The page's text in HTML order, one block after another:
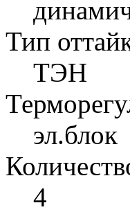
Тип
ТЭН
эл.блок
4